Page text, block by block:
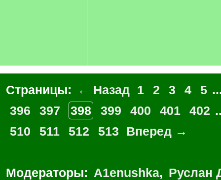
Страницы: ← Назад 1 2 3 4 5
396
397 398 399 400 401 402
510
511 512 513 Вперед →
Модераторы: A1enushka, Руслан